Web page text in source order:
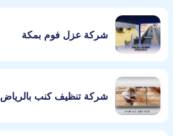
شركة عزل فوم بمكة
شركة تنظيف كنب بالرياض 0502006070